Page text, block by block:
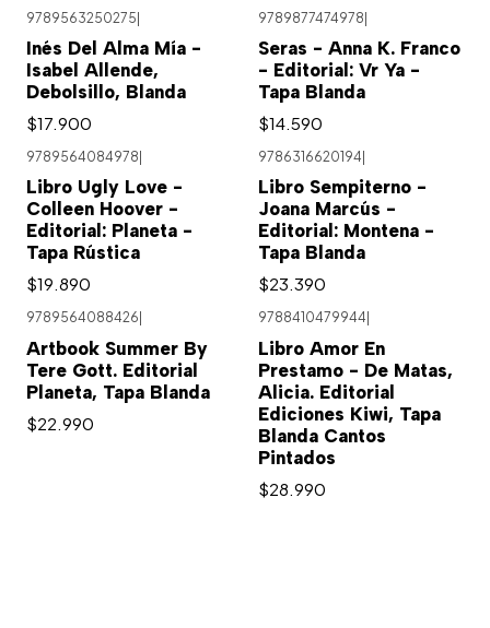
9789563250275|
Inés Del Alma Mía -
Isabel Allende,
Debolsillo, Blanda
$17.900
9789877474978|
Seras - Anna K. Franco
- Editorial: Vr Ya -
Tapa Blanda
$14.590
9789564084978
Libro Ugly Love -
Colleen Hoover -
Editorial: Planeta -
Tapa Rústica
$19.890
9786316620194
Libro Sempiterno -
Joana Marcús -
Editorial: Montena -
Tapa Blanda
$23.390
9789564088426
Artbook Summer By
Tere Gott. Editorial
Planeta, Tapa Blanda
$22.990
9788410479944
Libro Amor En
Prestamo - De Matas,
Alicia. Editorial
Ediciones Kiwi, Tapa
Blanda Cantos
Pintados
$28.990